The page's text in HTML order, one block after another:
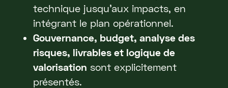
technique jusqu’aux impacts, en
intégrant le plan opérationnel.
Gouvernance, budget, analyse des
risques, livrables et logique de
valorisation sont explicitement
présentés.